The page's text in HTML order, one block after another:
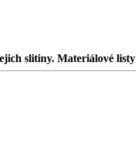
slitiny. Materiálové listy